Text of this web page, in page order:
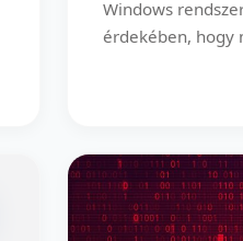
Windows
érdekében, hogy